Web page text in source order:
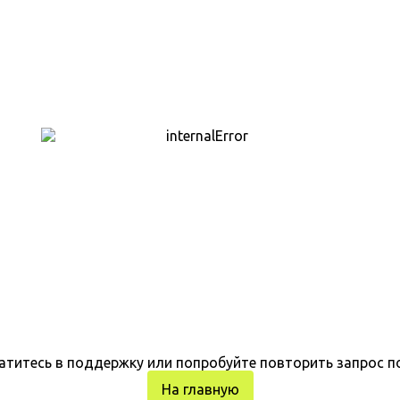
в поддержку или попробуйте повторить запрос
На главную